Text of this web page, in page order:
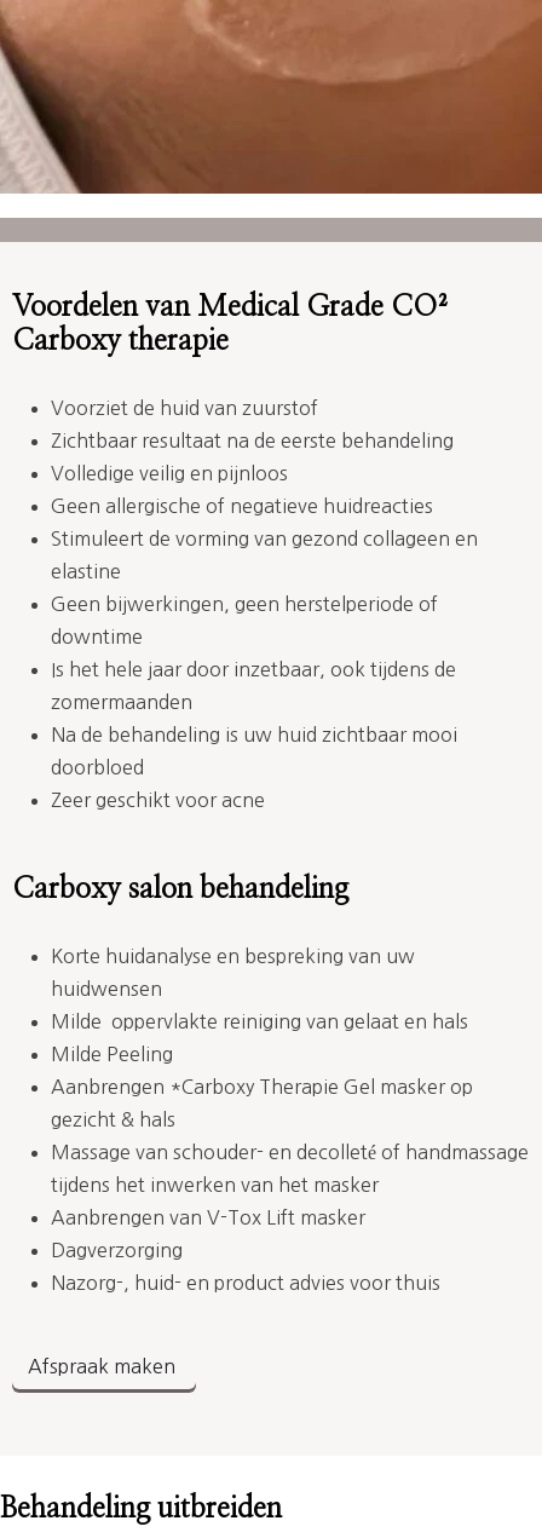
Voordelen van Medical Grade CO²
Carboxy therapie
Voorziet de huid van zuurstof
Zichtbaar resultaat na de eerste behandeling
Volledige veilig en pijnloos
Geen allergische of negatieve huidreacties
Stimuleert de vorming van gezond collageen en
elastine
Geen bijwerkingen, geen herstelperiode of
downtime
Is het hele jaar door inzetbaar, ook tijdens de
zomermaanden
Na de behandeling is uw huid zichtbaar mooi
doorbloed
Zeer geschikt voor acne
Carboxy salon behandeling
Korte huidanalyse en bespreking van uw
huidwensen
Milde oppervlakte reiniging van gelaat en hals
Milde Peeling
Aanbrengen *Carboxy Therapie Gel masker op
gezicht & hals
Massage van schouder- en decolleté of handmassage
tijdens het inwerken van het masker
Aanbrengen van V-Tox Lift masker
Dagverzorging
Nazorg-, huid- en product advies voor thuis
Afspraak maken
Behandeling uitbreiden